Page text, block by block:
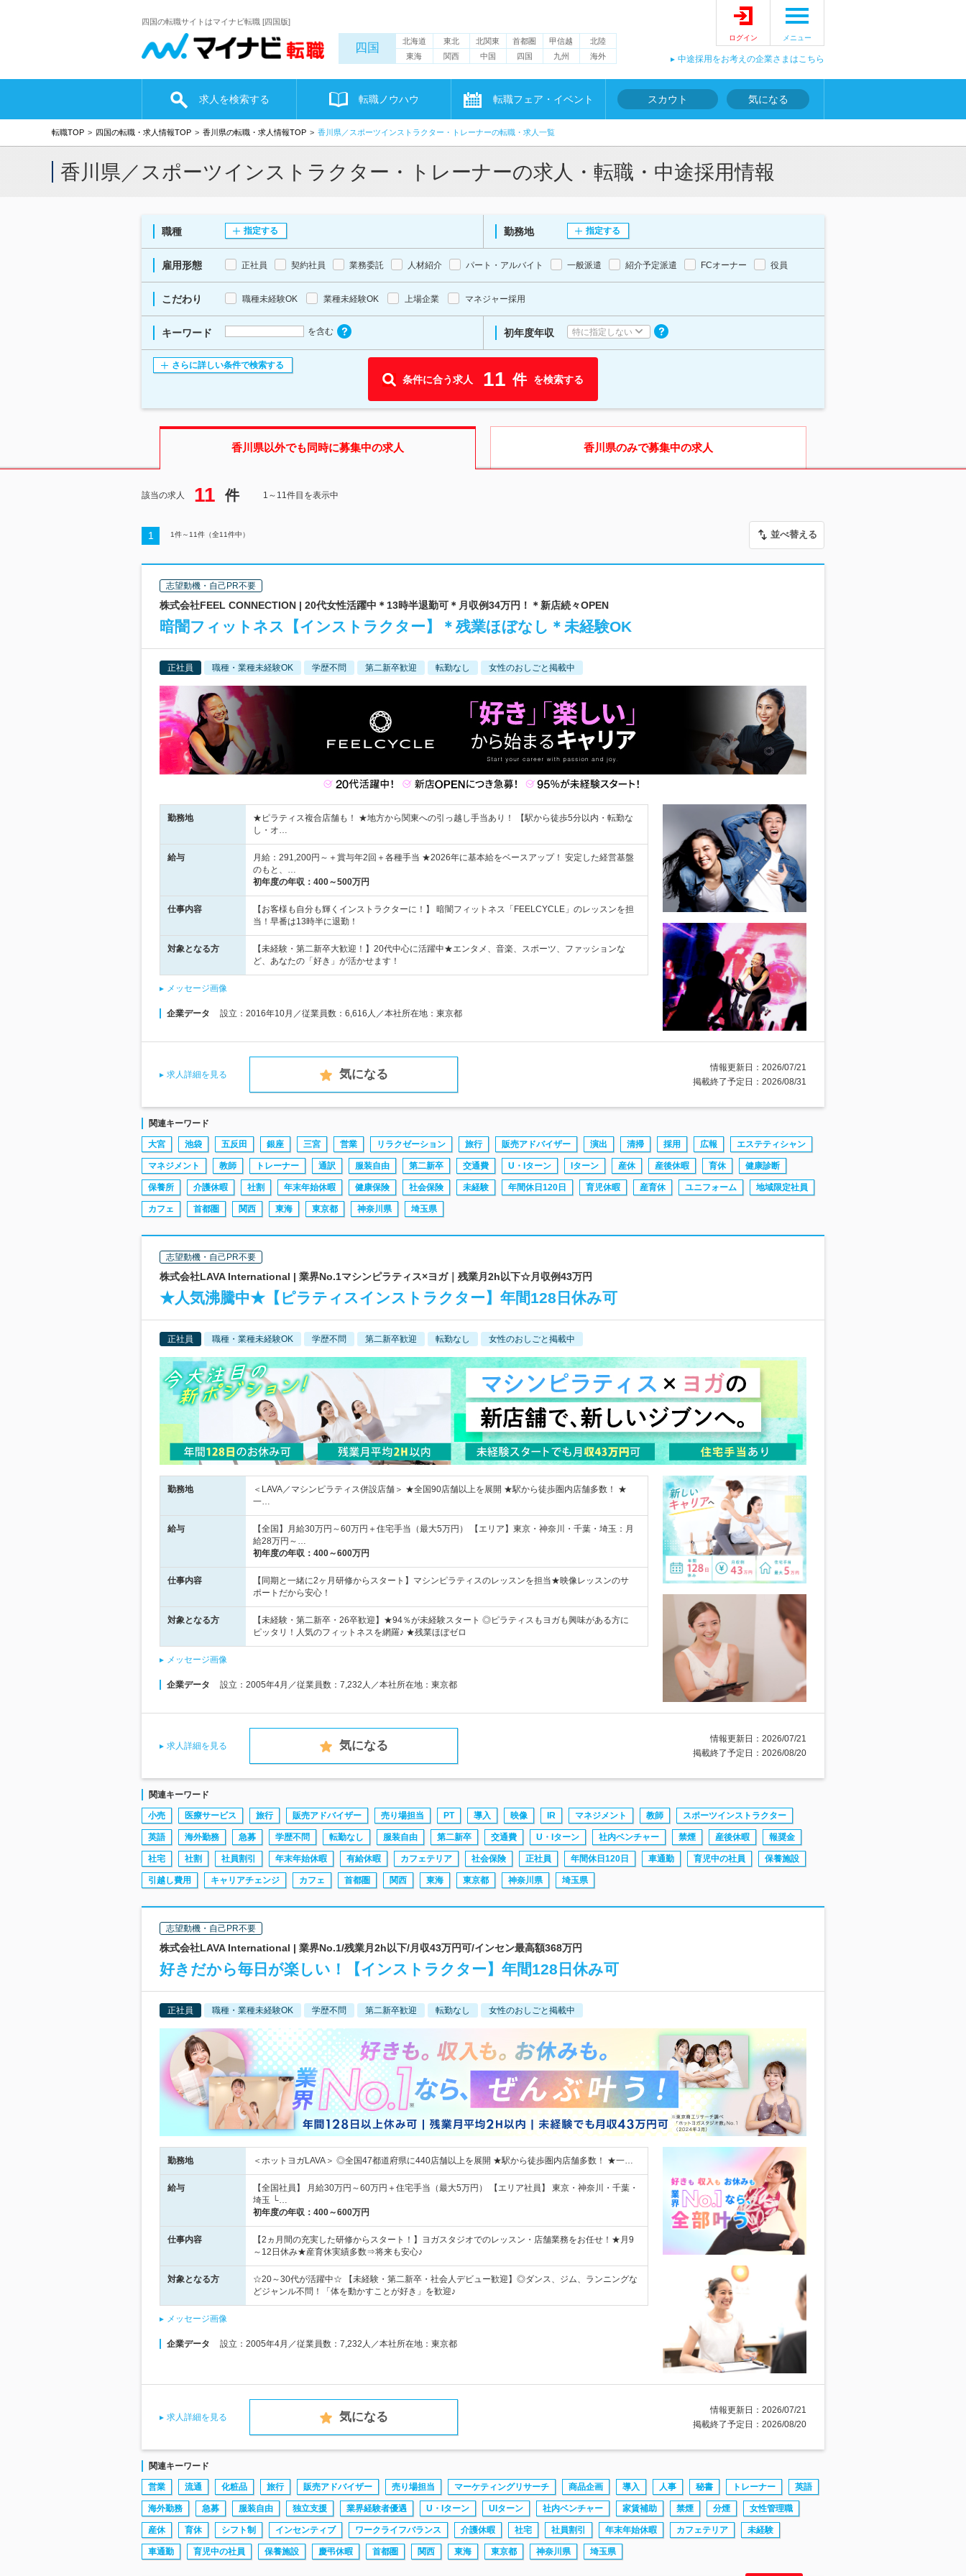
四国の転職サイトはマイナビ転職 [四国版]
四国 北海道 東北 北関東 首都圏 甲信越
北陸
東海
関西 中国 四国 九州 海外
ログイン メニュー
中途採用をお考えの企業さまはこちら
求人を検索する 転職ノウハウ 転職フェア・イベント スカウト 気になる
転職TOP 四国の転職・求人情報TOP 香川県の転職・求人情報TOP 香川県／スポーツインストラクター・トレーナーの転職・求人一覧
香川県／スポーツインストラクター・トレーナーの求人・転職・中途採用情報
職種 指定する 勤務地 指定する
雇用形態 正社員 契約社員 業務委託 人材紹介 パート・アルバイト 一般派遣 紹介予定派遣 FCオーナー 役員
こだわり 職種未経験OK 業種未経験OK 上場企業 マネジャー採用
キーワード を含む 初年度年収 特に指定しない
さらに詳しい条件で検索する
条件に合う求人 11 件 を検索する
香川県以外でも同時に募集中の求人 香川県のみで募集中の求人
該当の求人 11 件 1～11件目を表示中
1 1件～ 11件（全11件中） 並べ替える
志望動機・自己PR不要
株式会社FEEL CONNECTION | 20代女性活躍中＊13時半退勤可＊月収例34万円！＊新店続々OPEN
暗闇フィットネス【インストラクター】＊残業ほぼなし＊未経験OK
正社員 職種・業種未経験OK 学歴不問 第二新卒歓迎 転勤なし 女性のおしごと掲載中
勤務地
★ピラティス複合店舗も！ ★地方から関東への引っ越し手当あり！ 【駅から徒歩5分以内・転勤な
し・オ…
給与
月給：291,200円～＋賞与年2回＋各種手当 ★2026年に基本給をベースアップ！ 安定した経営基盤
のもと、…
初年度の年収： 400～500万円
仕事内容
【お客様も自分も輝くインストラクターに！】 暗闇フィットネス「FEELCYCLE」のレッスンを担
当！早番は13時半に退勤！
対象となる方
【未経験・第二新卒大歓迎！】20代中心に活躍中★エンタメ、音楽、スポーツ、ファッションな
ど、あなたの「好き」が活かせます！
メッセージ画像
企業データ 設立：2016年10月／従業員数：6,616人／本社所在地：東京都
求人詳細を見る 気になる
情報更新日：2026/07/21
掲載終了予定日：2026/08/31
関連キーワード
大宮 池袋 五反田 銀座 三宮 営業 リラクゼーション 旅行 販売アドバイザー 演出 清掃 採用 広報 エステティシャン
マネジメント 教師 トレーナー 通訳 服装自由 第二新卒 交通費 U・Iターン Iターン 産休 産後休暇 育休 健康診断
保養所 介護休暇 社割 年末年始休暇 健康保険 社会保険 未経験 年間休日120日 育児休暇 産育休 ユニフォーム 地域限定社員
カフェ 首都圏 関西 東海 東京都 神奈川県 埼玉県
志望動機・自己PR不要
株式会社LAVA International | 業界No.1マシンピラティス×ヨガ｜残業月2h以下☆月収例43万円
★人気沸騰中★【ピラティスインストラクター】年間128日休み可
正社員 職種・業種未経験OK 学歴不問 第二新卒歓迎 転勤なし 女性のおしごと掲載中
勤務地
＜LAVA／マシンピラティス併設店舗＞ ★全国90店舗以上を展開 ★駅から徒歩圏内店舗多数！ ★
一…
給与
【全国】月給30万円～60万円＋住宅手当（最大5万円） 【エリア】東京・神奈川・千葉・埼玉：月
給28万円～…
初年度の年収： 400～600万円
仕事内容
【同期と一緒に2ヶ月研修からスタート】マシンピラティスのレッスンを担当★映像レッスンのサ
ポートだから安心！
対象となる方
【未経験・第二新卒・26卒歓迎】★94％が未経験スタート ◎ピラティスもヨガも興味がある方に
ピッタリ！人気のフィットネスを網羅♪ ★残業ほぼゼロ
メッセージ画像
企業データ 設立：2005年4月／従業員数：7,232人／本社所在地：東京都
求人詳細を見る 気になる
情報更新日：2026/07/21
掲載終了予定日：2026/08/20
関連キーワード
小売 医療サービス 旅行 販売アドバイザー 売り場担当 PT 導入 映像 IR マネジメント 教師 スポーツインストラクター
英語 海外勤務 急募 学歴不問 転勤なし 服装自由 第二新卒 交通費 U・Iターン 社内ベンチャー 禁煙 産後休暇 報奨金
社宅 社割 社員割引 年末年始休暇 有給休暇 カフェテリア 社会保険 正社員 年間休日120日 車通勤 育児中の社員 保養施設
引越し費用 キャリアチェンジ カフェ 首都圏 関西 東海 東京都 神奈川県 埼玉県
志望動機・自己PR不要
株式会社LAVA International | 業界No.1/残業月2h以下/月収43万円可/インセン最高額368万円
好きだから毎日が楽しい！【インストラクター】年間128日休み可
正社員 職種・業種未経験OK 学歴不問 第二新卒歓迎 転勤なし 女性のおしごと掲載中
勤務地 ＜ホットヨガLAVA＞ ◎全国47都道府県に440店舗以上を展開 ★駅から徒歩圏内店舗多数！ ★一…
給与
【全国社員】 月給30万円～60万円＋住宅手当（最大5万円） 【エリア社員】 東京・神奈川・千葉・
埼玉 └…
初年度の年収： 400～600万円
仕事内容
【2ヵ月間の充実した研修からスタート！】ヨガスタジオでのレッスン・店舗業務をお任せ！★月9
～12日休み★産育休実績多数⇒将来も安心♪
対象となる方
☆20～30代が活躍中☆ 【未経験・第二新卒・社会人デビュー歓迎】◎ダンス、ジム、ランニングな
どジャンル不問！「体を動かすことが好き」を歓迎♪
メッセージ画像
企業データ 設立：2005年4月／従業員数：7,232人／本社所在地：東京都
求人詳細を見る 気になる
情報更新日：2026/07/21
掲載終了予定日：2026/08/20
関連キーワード
営業 流通 化粧品 旅行 販売アドバイザー 売り場担当 マーケティングリサーチ 商品企画 導入 人事 秘書 トレーナー 英語
海外勤務 急募 服装自由 独立支援 業界経験者優遇 U・Iターン UIターン 社内ベンチャー 家賃補助 禁煙 分煙 女性管理職
産休 育休 シフト制 インセンティブ ワークライフバランス 介護休暇 社宅 社員割引 年末年始休暇 カフェテリア 未経験
車通勤 育児中の社員 保養施設 慶弔休暇 首都圏 関西 東海 東京都 神奈川県 埼玉県